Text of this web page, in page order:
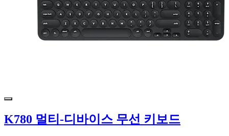
K780 멀티-디바이스 무선 키보드